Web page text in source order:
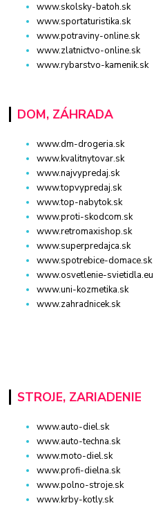
www.skolsky-batoh.sk
www.sportaturistika.sk
www.potraviny-online.sk
www.zlatnictvo-online.sk
www.rybarstvo-kamenik.sk
DOM, ZÁHRADA
www.dm-drogeria.sk
www.kvalitnytovar.sk
www.najvypredaj.sk
www.topvypredaj.sk
www.top-nabytok.sk
www.proti-skodcom.sk
www.retromaxishop.sk
www.superpredajca.sk
www.spotrebice-domace.sk
www.osvetlenie-svietidla.eu
www.uni-kozmetika.sk
www.zahradnicek.sk
STROJE, ZARIADENIE
www.auto-diel.sk
www.auto-techna.sk
www.moto-diel.sk
www.profi-dielna.sk
www.polno-stroje.sk
www.krby-kotly.sk